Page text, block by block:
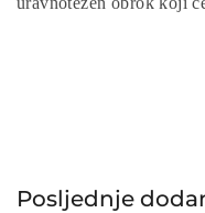
Posljednje